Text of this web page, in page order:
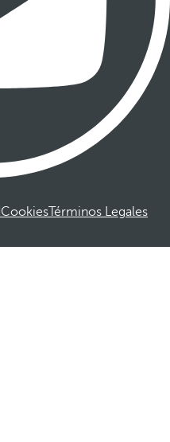
CookiesTérminos Legales